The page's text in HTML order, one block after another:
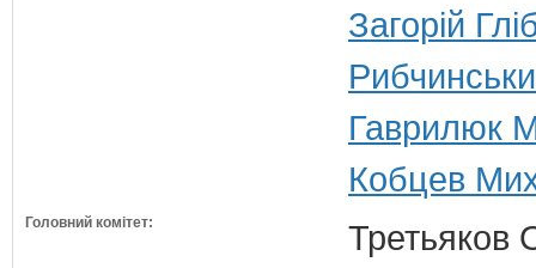
Загорій
Гаврилюк
Кобцев
Головний комітет:
Третьяков